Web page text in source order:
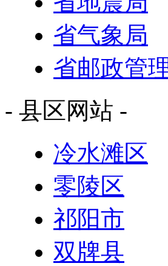
省气象局
省邮政管
- 县区网站 -
冷水滩区
零陵区
祁阳市
双牌县